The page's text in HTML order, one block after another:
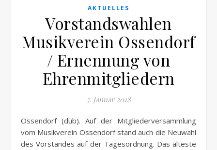
AKTUELLES
Vorstandswahlen
Musikverein Ossendorf
/ Ernennung von
Ehrenmitgliedern
7. Januar 2018
Ossendorf (düb). Auf der Mitgliederversammlung
vom Musikverein Ossendorf stand auch die Neuwahl
des Vorstandes auf der Tagesordnung. Das älteste